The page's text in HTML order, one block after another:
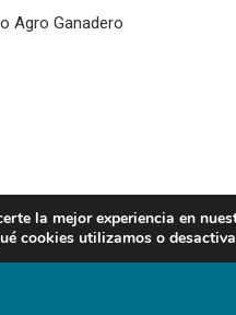
Agro Ganadero
la mejor experiencia en
cookies utilizamos o